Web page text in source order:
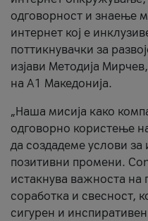
одговорност и знаење
интернет кој е
поттикнувачки за
изјави Методија
на А1 Македонија.
„Наша мисија како
одговорно користење
да создадеме услови
позитивни промени.
истакнува важноста на
соработка и свесност,
сигурен и